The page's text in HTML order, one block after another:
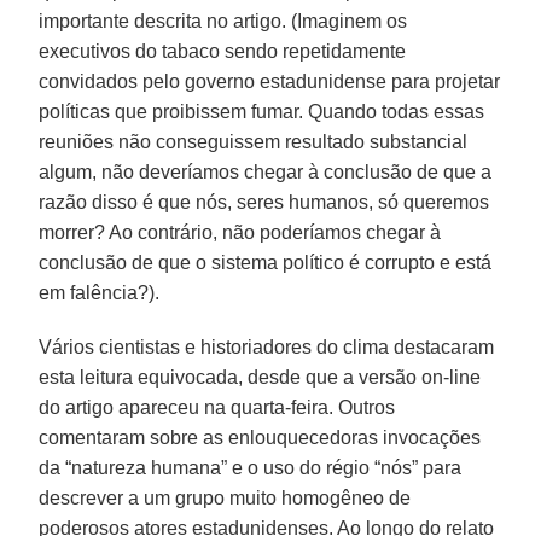
importante descrita no artigo. (Imaginem os
executivos do tabaco sendo repetidamente
convidados pelo governo estadunidense para projetar
políticas que proibissem fumar. Quando todas essas
reuniões não conseguissem resultado substancial
algum, não deveríamos chegar à conclusão de que a
razão disso é que nós, seres humanos, só queremos
morrer? Ao contrário, não poderíamos chegar à
conclusão de que o sistema político é corrupto e está
em falência?).
Vários cientistas e historiadores do clima destacaram
esta leitura equivocada, desde que a versão on-line
do artigo apareceu na quarta-feira. Outros
comentaram sobre as enlouquecedoras invocações
da “natureza humana” e o uso do régio “nós” para
descrever a um grupo muito homogêneo de
poderosos atores estadunidenses. Ao longo do relato